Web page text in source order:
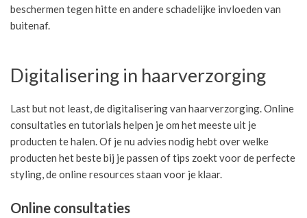
beschermen tegen hitte en andere schadelijke invloeden van
buitenaf.
Digitalisering in haarverzorging
Last but not least, de digitalisering van haarverzorging. Online
consultaties en tutorials helpen je om het meeste uit je
producten te halen. Of je nu advies nodig hebt over welke
producten het beste bij je passen of tips zoekt voor de perfecte
styling, de online resources staan voor je klaar.
Online consultaties